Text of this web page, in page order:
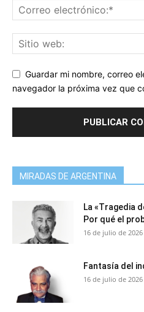
Guardar mi nombre, correo
navegador la próxima vez que
MIRADAS DE ARGENTINA
La «Tragedia
Por qué el
16 de julio de 2026
Fantasía del
16 de julio de 2026